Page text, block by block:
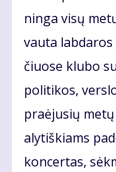
nin­ga vi­sų
vau­ta
čiuo­se klu­bo
po­li­ti­kos,
pra­ėju­sių
aly­tiš­kiams
kon­cer­tas,